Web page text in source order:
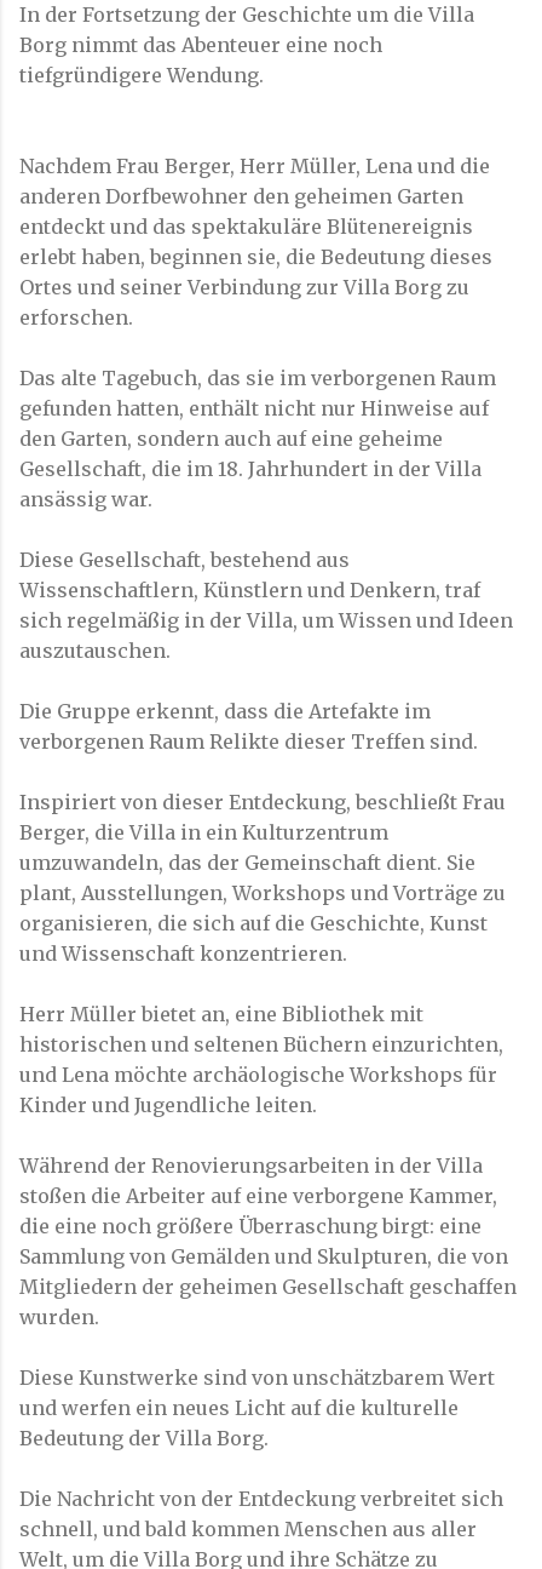
In der Fortsetzung der Geschichte um die Villa
Borg nimmt das Abenteuer eine noch
tiefgründigere Wendung.
Nachdem Frau Berger, Herr Müller, Lena und die
anderen Dorfbewohner den geheimen Garten
entdeckt und das spektakuläre Blütenereignis
erlebt haben, beginnen sie, die Bedeutung dieses
Ortes und seiner Verbindung zur Villa Borg zu
erforschen.
Das alte Tagebuch, das sie im verborgenen Raum
gefunden hatten, enthält nicht nur Hinweise auf
den Garten, sondern auch auf eine geheime
Gesellschaft, die im 18. Jahrhundert in der Villa
ansässig war.
Diese Gesellschaft, bestehend aus
Wissenschaftlern, Künstlern und Denkern, traf
sich regelmäßig in der Villa, um Wissen und Ideen
auszutauschen.
Die Gruppe erkennt, dass die Artefakte im
verborgenen Raum Relikte dieser Treffen sind.
Inspiriert von dieser Entdeckung, beschließt Frau
Berger, die Villa in ein Kulturzentrum
umzuwandeln, das der Gemeinschaft dient. Sie
plant, Ausstellungen, Workshops und Vorträge zu
organisieren, die sich auf die Geschichte, Kunst
und Wissenschaft konzentrieren.
Herr Müller bietet an, eine Bibliothek mit
historischen und seltenen Büchern einzurichten,
und Lena möchte archäologische Workshops für
Kinder und Jugendliche leiten.
Während der Renovierungsarbeiten in der Villa
stoßen die Arbeiter auf eine verborgene Kammer,
die eine noch größere Überraschung birgt: eine
Sammlung von Gemälden und Skulpturen, die von
Mitgliedern der geheimen Gesellschaft geschaffen
wurden.
Diese Kunstwerke sind von unschätzbarem Wert
und werfen ein neues Licht auf die kulturelle
Bedeutung der Villa Borg.
Die Nachricht von der Entdeckung verbreitet sich
schnell, und bald kommen Menschen aus aller
Welt, um die Villa Borg und ihre Schätze zu